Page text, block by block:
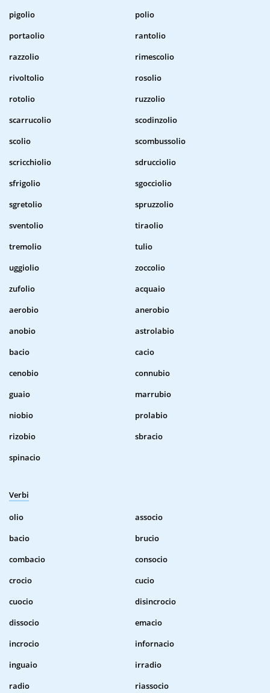
pigolio
polio
portaolio
rantolio
razzolio
rimescolio
rivoltolio
rosolio
rotolio
ruzzolio
scarrucolio
scodinzolio
scolio
scombussolio
scricchiolio
sdrucciolio
sfrigolio
sgocciolio
sgretolio
spruzzolio
sventolio
tiraolio
tremolio
tulio
uggiolio
zoccolio
zufolio
acquaio
aerobio
anerobio
anobio
astrolabio
bacio
cacio
cenobio
connubio
guaio
marrubio
niobio
prolabio
rizobio
sbracio
spinacio
Verbi
olio
associo
bacio
brucio
combacio
consocio
crocio
cucio
cuocio
disincrocio
dissocio
emacio
incrocio
infornacio
inguaio
irradio
radio
riassocio